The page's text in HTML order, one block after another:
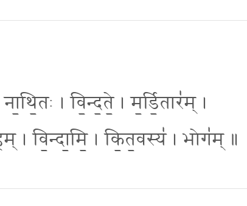
। वि॒न्द॒ते॒ । म॒र्डि॒तार॑म् ।
। वि॒न्दा॒मि॒ । कि॒त॒वस्य॑ । भोग॑म् ॥